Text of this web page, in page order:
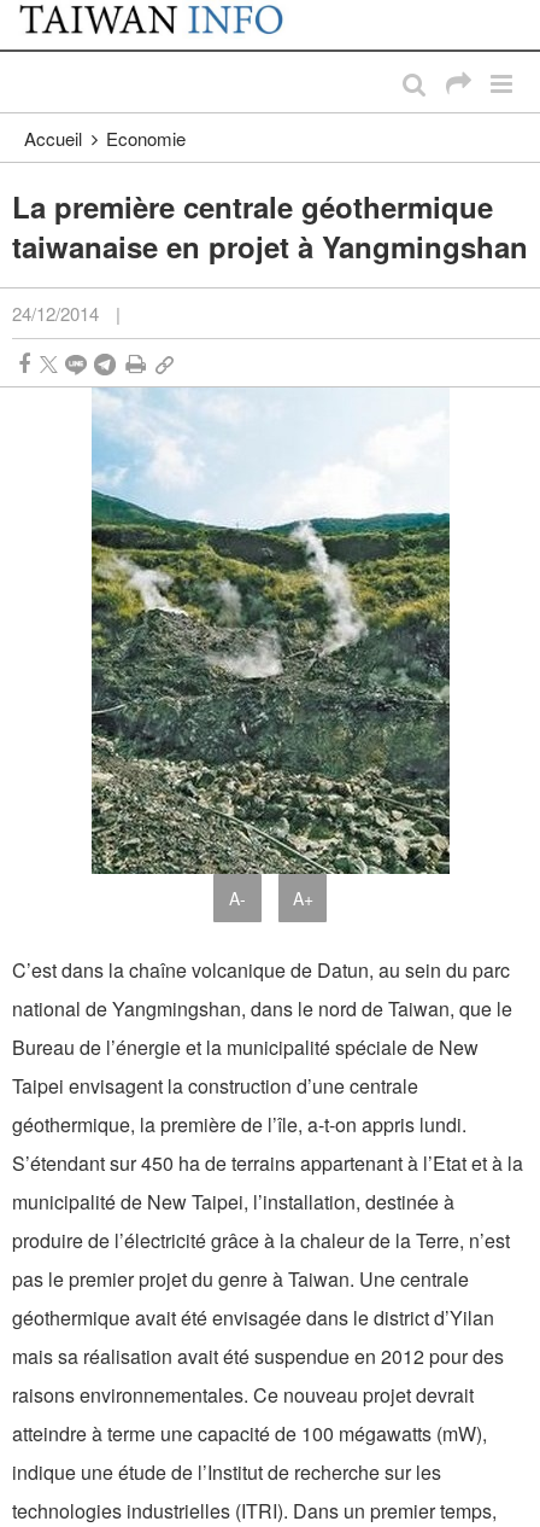
Passer au contenu principal
:::
Accueil Economie
La première centrale géothermique
taiwanaise en projet à Yangmingshan
24/12/2014 |
A- A+
C’est dans la chaîne volcanique de Datun, au sein du parc
national de Yangmingshan, dans le nord de Taiwan, que le
Bureau de l’énergie et la municipalité spéciale de New
Taipei envisagent la construction d’une centrale
géothermique, la première de l’île, a-t-on appris lundi.
S’étendant sur 450 ha de terrains appartenant à l’Etat et à la
municipalité de New Taipei, l’installation, destinée à
produire de l’électricité grâce à la chaleur de la Terre, n’est
pas le premier projet du genre à Taiwan. Une centrale
géothermique avait été envisagée dans le district d’Yilan
mais sa réalisation avait été suspendue en 2012 pour des
raisons environnementales. Ce nouveau projet devrait
atteindre à terme une capacité de 100 mégawatts (mW),
indique une étude de l’Institut de recherche sur les
technologies industrielles (ITRI). Dans un premier temps,